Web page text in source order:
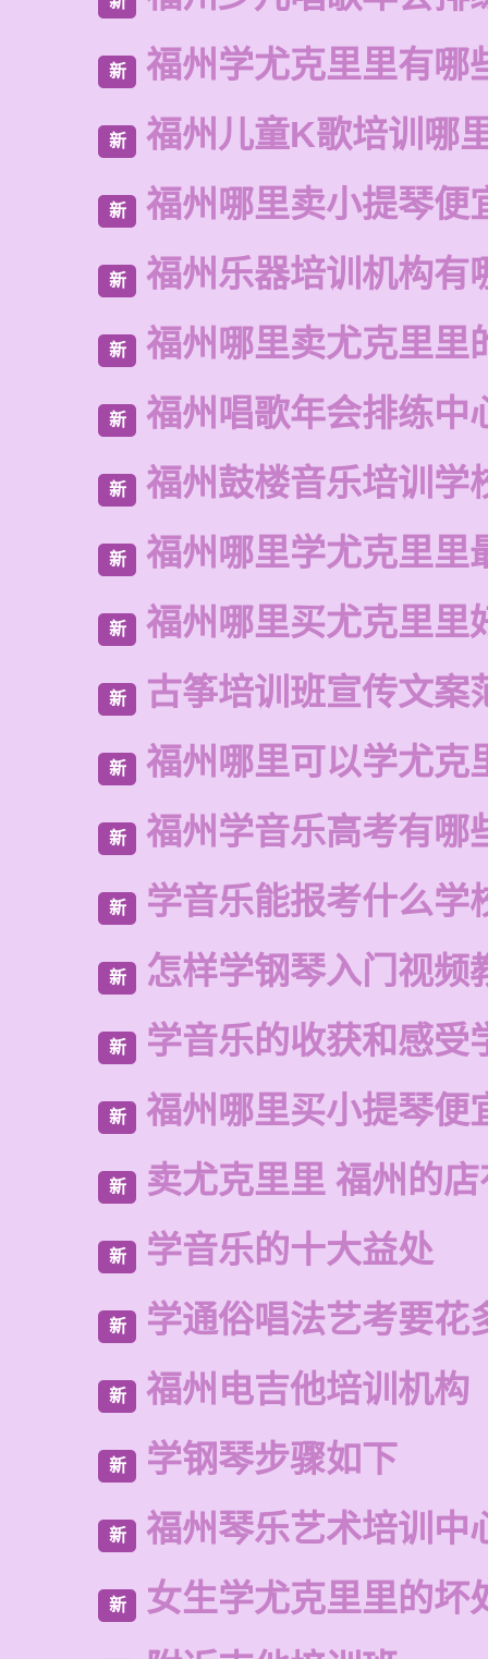
新 福州学尤克里里有哪
新 福州儿童K歌培训哪
新 福州哪里卖小提琴便
新 福州乐器培训机构有
新 福州哪里卖尤克里里
新 福州唱歌年会排练中
新 福州鼓楼音乐培训学
新 福州哪里学尤克里里
新 福州哪里买尤克里里
新 古筝培训班宣传文案
新 福州哪里可以学尤克
新 福州学音乐高考有哪
新 学音乐能报考什么学
新 怎样学钢琴入门视频
新 学音乐的收获和感受
新 福州哪里买小提琴便
新 卖尤克里里 福州的
新 学音乐的十大益处
新 学通俗唱法艺考要花
新 福州电吉他培训机构
新 学钢琴步骤如下
新 福州琴乐艺术培训中
新 女生学尤克里里的坏